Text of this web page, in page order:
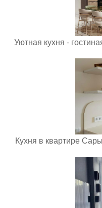
Уютная кухня -
Кухня в квартире